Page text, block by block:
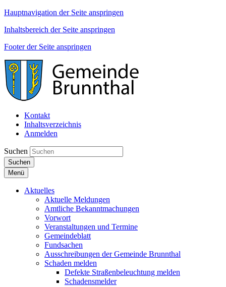
Hauptnavigation der Seite anspringen
Inhaltsbereich der Seite anspringen
Footer der Seite anspringen
Kontakt
Inhaltsverzeichnis
Anmelden
Suchen
Suchen
Menü
Aktuelles
Aktuelle Meldungen
Amtliche Bekanntmachungen
Vorwort
Veranstaltungen und Termine
Gemeindeblatt
Fundsachen
Ausschreibungen der Gemeinde Brunnthal
Schaden melden
Defekte Straßenbeleuchtung melden
Schadensmelder